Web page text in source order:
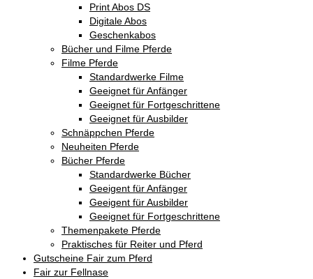
Print Abos DS
Digitale Abos
Geschenkabos
Bücher und Filme Pferde
Filme Pferde
Standardwerke Filme
Geeignet für Anfänger
Geeignet für Fortgeschrittene
Geeignet für Ausbilder
Schnäppchen Pferde
Neuheiten Pferde
Bücher Pferde
Standardwerke Bücher
Geeigent für Anfänger
Geeigent für Ausbilder
Geeignet für Fortgeschrittene
Themenpakete Pferde
Praktisches für Reiter und Pferd
Gutscheine Fair zum Pferd
Fair zur Fellnase